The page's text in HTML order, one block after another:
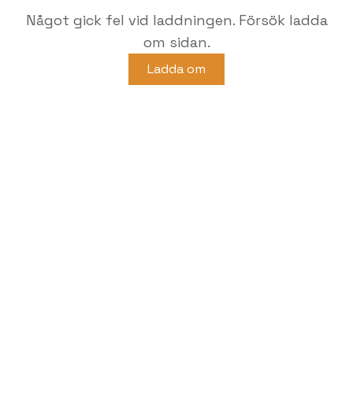
Något gick fel vid laddningen. Försök ladda
om sidan.
Ladda om